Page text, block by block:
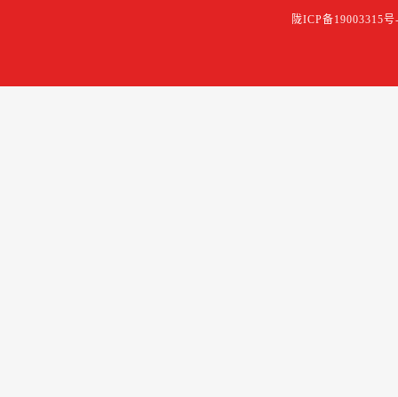
陇ICP备19003315号